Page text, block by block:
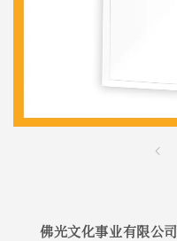
佛光文化事业有限公司